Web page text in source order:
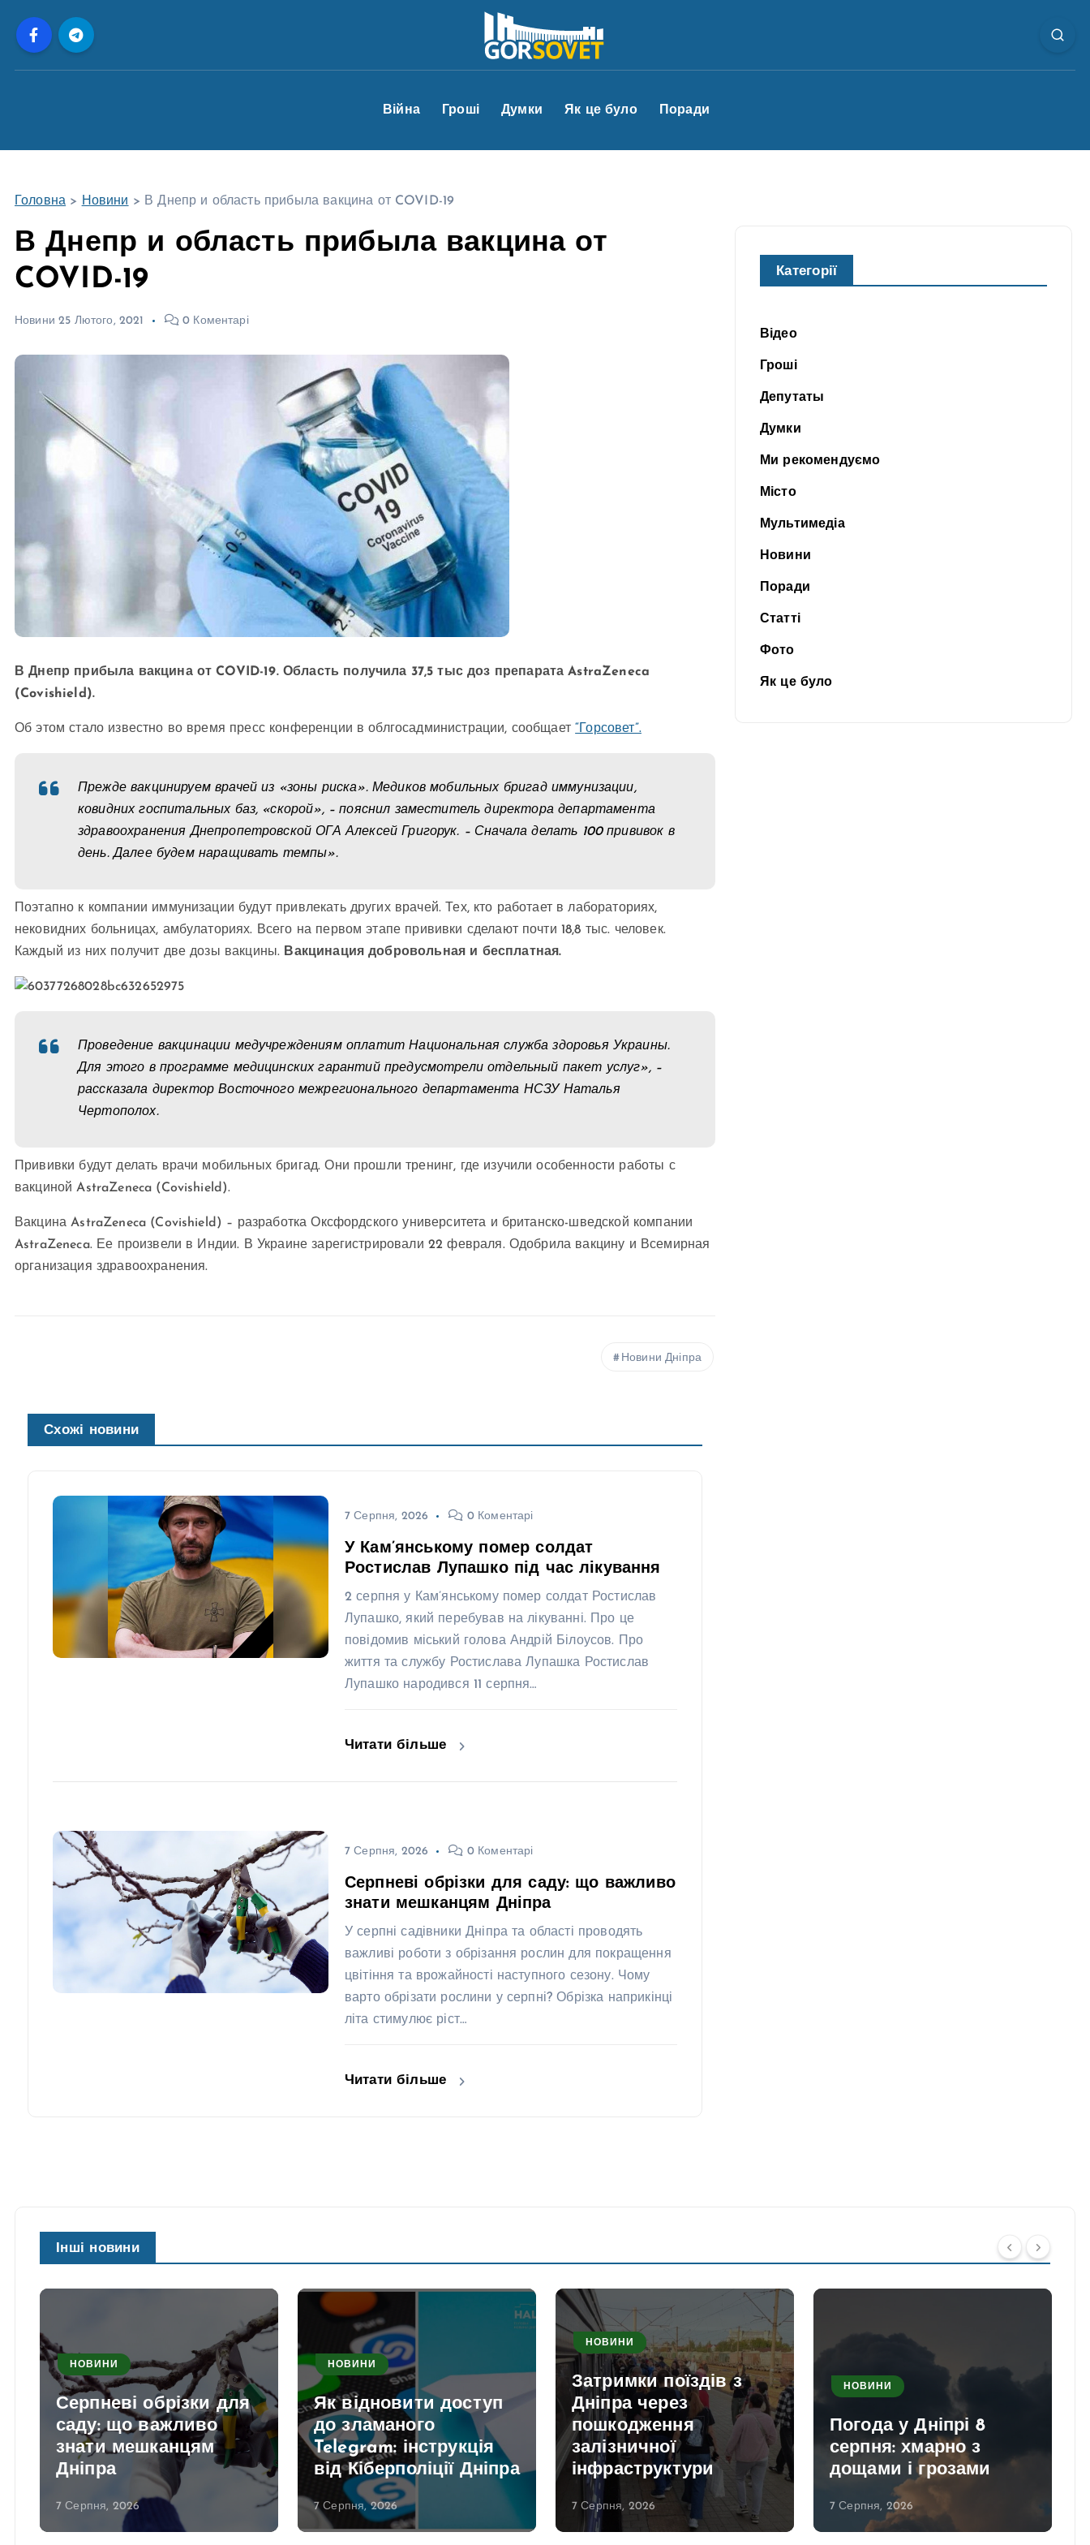
Війна Гроші Думки Як це було Поради
Головна > Новини > В Днепр и область прибыла вакцина от COVID-19
В Днепр и область прибыла вакцина от
COVID-19
Новини 25 Лютого, 2021 0 Коментарі
В Днепр прибыла вакцина от COVID-19. Область получила 37,5 тыс доз препарата AstraZeneca
(Covishield).
Об этом стало известно во время пресс конференции в облгосадминистрации, сообщает“Горсовет”.
Прежде вакцинируем врачей из «зоны риска». Медиков мобильных бригад иммунизации,
ковидних госпитальных баз, «скорой», – пояснил заместитель директора департамента
здравоохранения Днепропетровской ОГА Алексей Григорук. – Сначала делать 100 прививок в
день. Далее будем наращивать темпы».
Поэтапно к компании иммунизации будут привлекать других врачей. Тех, кто работает в лабораториях,
нековидних больницах, амбулаториях. Всего на первом этапе прививки сделают почти 18,8 тыс. человек.
Каждый из них получит две дозы вакцины. Вакцинация добровольная и бесплатная.
Проведение вакцинации медучреждениям оплатит Национальная служба здоровья Украины.
Для этого в программе медицинских гарантий предусмотрели отдельный пакет услуг», –
рассказала директор Восточного межрегионального департамента НСЗУ Наталья
Чертополох.
Прививки будут делать врачи мобильных бригад. Они прошли тренинг, где изучили особенности работы с
вакциной AstraZeneca (Covishield).
Вакцина AstraZeneca (Covishield) – разработка Оксфордского университета и британско-шведской компании
AstraZeneca. Ее произвели в Индии. В Украине зарегистрировали 22 февраля. Одобрила вакцину и Всемирная
организация здравоохранения.
Новини Дніпра
Схожі новини
7 Серпня, 2026 0 Коментарі
У Кам’янському помер солдат
Ростислав Лупашко під час лікування
2 серпня у Кам’янському помер солдат Ростислав
Лупашко, який перебував на лікуванні. Про це
повідомив міський голова Андрій Білоусов. Про
життя та службу Ростислава Лупашка Ростислав
Лупашко народився 11 серпня…
Читати більше
7 Серпня, 2026 0 Коментарі
Серпневі обрізки для саду: що важливо
знати мешканцям Дніпра
У серпні садівники Дніпра та області проводять
важливі роботи з обрізання рослин для покращення
цвітіння та врожайності наступного сезону. Чому
варто обрізати рослини у серпні? Обрізка наприкінці
літа стимулює ріст…
Читати більше
Категорії
Відео
Гроші
Депутаты
Думки
Ми рекомендуємо
Місто
Мультимедіа
Новини
Поради
Статті
Фото
Як це було
Інші новини
НОВИНИ
Серпневі обрізки для
саду: що важливо
знати мешканцям
Дніпра
7 Серпня, 2026
НОВИНИ
Як відновити доступ
до зламаного
Telegram: інструкція
від Кіберполіції Дніпра
7 Серпня, 2026
НОВИНИ
Затримки поїздів з
Дніпра через
пошкодження
залізничної
інфраструктури
7 Серпня, 2026
НОВИНИ
Погода у Дніпрі 8
серпня: хмарно з
дощами і грозами
7 Серпня, 2026